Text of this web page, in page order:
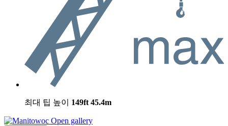
최대 팁 높이 149ft 45.4m
Open gallery